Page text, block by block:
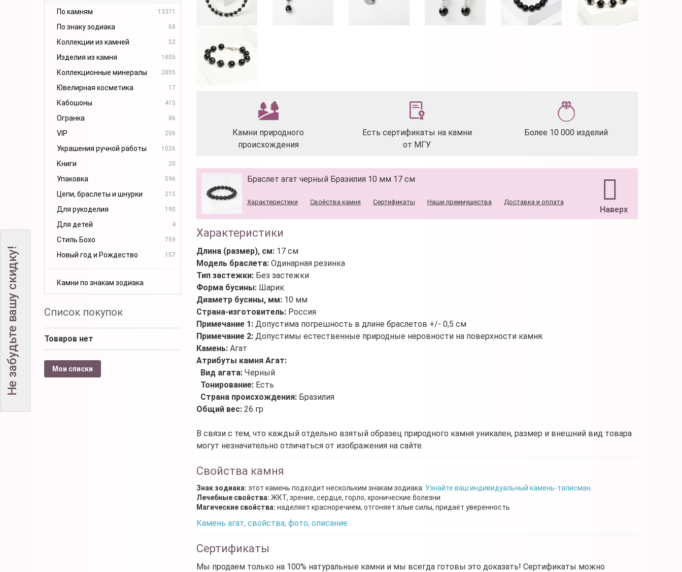
По камням 13371
По знаку зодиака 68
Коллекции из камней 52
Изделия из камня 1805
Коллекционные минералы 2855
Ювелирная косметика 17
Кабошоны 415
Огранка 86
VIP 206
Украшения ручной работы 1026
Книги 20
Упаковка 596
Цепи, браслеты и шнурки 215
Для рукоделия 190
Для детей 4
Стиль Бохо 759
Новый год и Рождество 157
Камни по знакам зодиака
Список покупок
Товаров нет
Мои списки
Камни природного
происхождения
Есть сертификаты на камни
от МГУ
Более 10 000 изделий
Браслет агат черный Бразилия 10 мм 17 см
Наверх
Характеристики Свойства камня Сертификаты Наши преимущества Доставка и оплата
Характеристики
Длина (размер), см: 17 см
Модель браслета: Одинарная резинка
Тип застежки: Без застежки
Форма бусины: Шарик
Диаметр бусины, мм: 10 мм
Страна-изготовитель: Россия
Примечание 1: Допустима погрешность в длине браслетов +/- 0,5 см
Примечание 2: Допустимы естественные природные неровности на поверхности камня.
Камень: Агат
Атрибуты камня Агат:
Вид агата: Черный
Тонирование: Есть
Страна происхождения: Бразилия
Общий вес: 26 гр
В связи с тем, что каждый отдельно взятый образец природного камня уникален, размер и внешний вид товара
могут незначительно отличаться от изображения на сайте.
Свойства камня
Знак зодиака: этот камень подходит нескольким знакам зодиака. Узнайте ваш индивидуальный камень-талисман.
Лечебные свойства: ЖКТ, зрение, сердце, горло, хронические болезни
Магические свойства: наделяет красноречием, отгоняет злые силы, придаёт уверенность
Камень агат, свойства, фото, описание
Сертификаты
Мы продаем только на 100% натуральные камни и мы всегда готовы это доказать! Сертификаты можно
Не забудьте вашу скидку!